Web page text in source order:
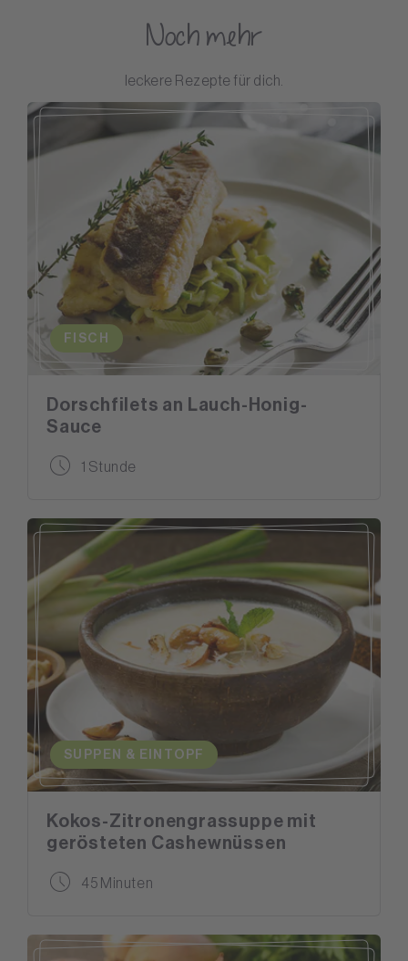
Noch mehr
leckere Rezepte für dich.
FISCH
Dorschfilets an Lauch-Honig-
Sauce
1 Stunde
SUPPEN & EINTOPF
Kokos-Zitronengrassuppe mit
gerösteten Cashewnüssen
45 Minuten